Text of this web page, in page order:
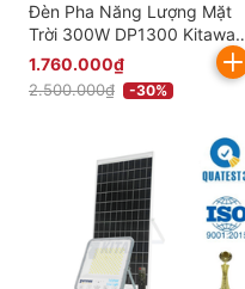
Đèn Pha Năng Lượng Mặt
Trời 300W DP1300 Kitawa
Chống Nước IP67 (Đã bao
gồm VAT)
1.760.000₫
2.500.000₫ -30%